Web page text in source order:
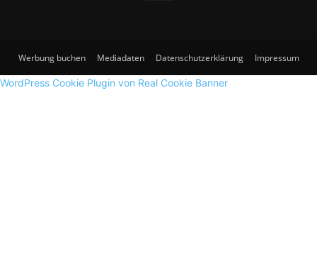
Werbung buchen Mediadaten Datenschutzerklärung Impressum
WordPress Cookie Plugin von Real Cookie Banner